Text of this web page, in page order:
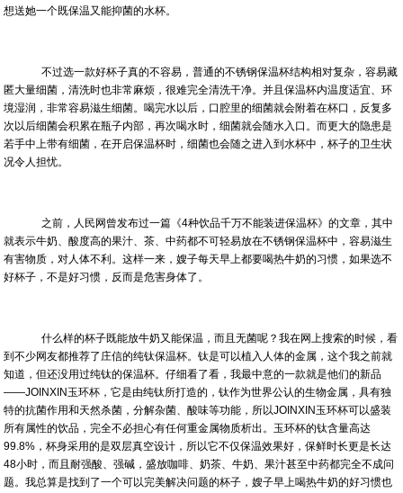
想送她一个既保温又能抑菌的水杯。
不过选一款好杯子真的不容易，普通的不锈钢保温杯结构相对复杂，容易藏
匿大量细菌，清洗时也非常麻烦，很难完全清洗干净。并且保温杯内温度适宜、环
境湿润，非常容易滋生细菌。喝完水以后，口腔里的细菌就会附着在杯口，反复多
次以后细菌会积累在瓶子内部，再次喝水时，细菌就会随水入口。而更大的隐患是
若手中上带有细菌，在开启保温杯时，细菌也会随之进入到水杯中，杯子的卫生状
况令人担忧。
之前，人民网曾发布过一篇《4种饮品千万不能装进保温杯》的文章，其中
就表示牛奶、酸度高的果汁、茶、中药都不可轻易放在不锈钢保温杯中，容易滋生
有害物质，对人体不利。这样一来，嫂子每天早上都要喝热牛奶的习惯，如果选不
好杯子，不是好习惯，反而是危害身体了。
什么样的杯子既能放牛奶又能保温，而且无菌呢？我在网上搜索的时候，看
到不少网友都推荐了庄信的纯钛保温杯。钛是可以植入人体的金属，这个我之前就
知道，但还没用过纯钛的保温杯。仔细看了看，我最中意的一款就是他们的新品
——JOINXIN玉环杯，它是由纯钛所打造的，钛作为世界公认的生物金属，具有独
特的抗菌作用和天然杀菌，分解杂菌、酸味等功能，所以JOINXIN玉环杯可以盛装
所有属性的饮品，完全不必担心有任何重金属物质析出。玉环杯的钛含量高达
99.8%，杯身采用的是双层真空设计，所以它不仅保温效果好，保鲜时长更是长达
48小时，而且耐强酸、强碱，盛放咖啡、奶茶、牛奶、果汁甚至中药都完全不成问
题。我总算是找到了一个可以完美解决问题的杯子，嫂子早上喝热牛奶的好习惯也